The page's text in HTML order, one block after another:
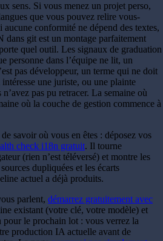
sens. Si vous menez un projet perso,
que vous pouvez relire vous-
aucune conformité ne dépend des textes,
git est un montage parfaitement
quel outil. Les signaux de graduation
personne dans l’équipe ne lit, un
pas développeur, un terme qui ne doit
une juriste, ou une plainte
pas pu retracer. La semaine où
où la couche de gestion commence à
savoir où vous en êtes : déposez vos
check i18n gratuit. Il tourne
(rien n’est téléversé) et montre les
dupliquées et les écarts
actuel a déjà produits.
parlent, démarrez gratuitement avec
existant (votre clé, votre modèle) et
le prochain lot : vous verrez la
production IA actuelle avant de